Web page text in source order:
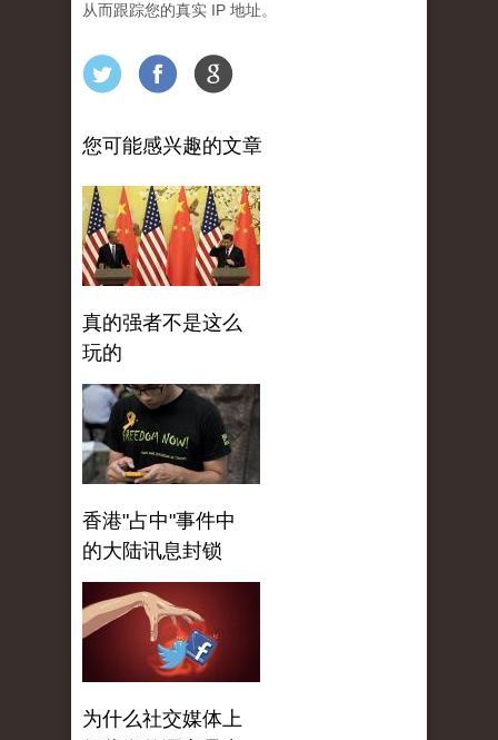
从而跟踪您的真实 IP 地址。
您可能感兴趣的文章
真的强者不是这么
玩的
香港"占中"事件中
的大陆讯息封锁
为什么社交媒体上